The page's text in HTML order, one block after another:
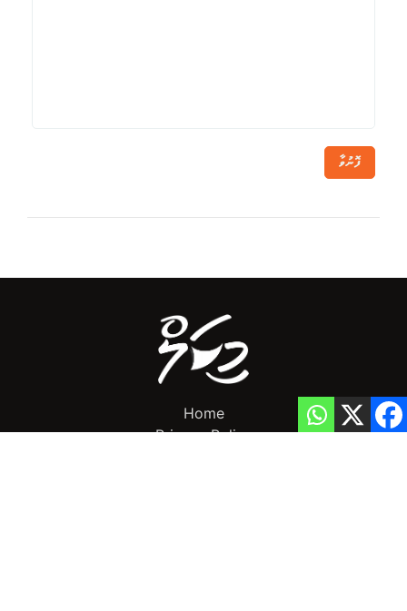
ފޮނުވާ
Home
Privacy Policy